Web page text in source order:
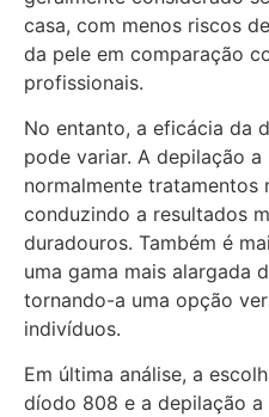
casa, com menos riscos
da pele em comparação
profissionais.
No entanto, a eficácia da
pode variar. A depilação
normalmente tratamentos
conduzindo a resultados
duradouros. Também é
uma gama mais alargada
tornando-a uma opção
indivíduos.
Em última análise, a
díodo 808 e a depilação a